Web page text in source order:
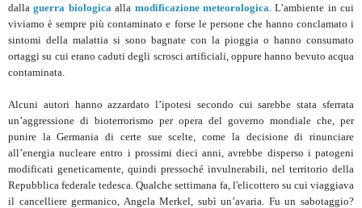
dallaguerra biologica alla modificazione meteorologica . L’ambiente in cui
viviamo è sempre più contaminato e forse le persone che hanno conclamato i
sintomi della malattia si sono bagnate con la pioggia o hanno consumato
ortaggi su cui erano caduti degli scrosci artificiali, oppure hanno bevuto acqua
contaminata.
Alcuni autori hanno azzardato l’ipotesi secondo cui sarebbe stata sferrata
un’aggressione di bioterrorismo per opera del governo mondiale che, per
punire la Germania di certe sue scelte, come la decisione di rinunciare
all’energia nucleare entro i prossimi dieci anni, avrebbe disperso i patogeni
modificati geneticamente, quindi pressoché invulnerabili, nel territorio della
Repubblica federale tedesca. Qualche settimana fa, l'elicottero su cui viaggiava
il cancelliere germanico, Angela Merkel, subì un’avaria. Fu un sabotaggio?